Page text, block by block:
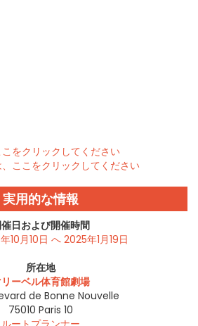
をクリックしてください
ここをクリックしてください
実用的な情報
日および開催時間
10月10日 へ 2025年1月19日
所在地
ーベル体育館劇場
de Bonne Nouvelle
75010 Paris 10